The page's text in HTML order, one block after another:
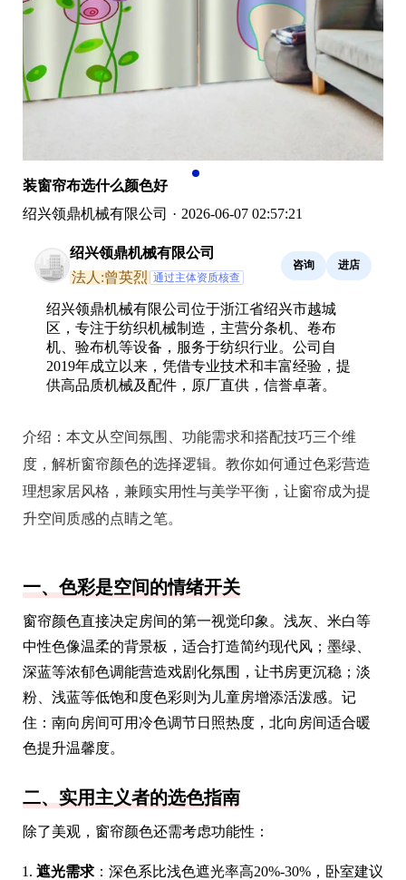
装窗帘布选什么颜色好
绍兴领鼎机械有限公司 · 2026-06-07 02:57:21
绍兴领鼎机械有限公司
法人:曾英烈 通过主体资质核查
咨询 进店
绍兴领鼎机械有限公司位于浙江省绍兴市越城
区，专注于纺织机械制造，主营分条机、卷布
机、验布机等设备，服务于纺织行业。公司自
2019年成立以来，凭借专业技术和丰富经验，提
供高品质机械及配件，原厂直供，信誉卓著。
介绍： 本文从空间氛围、功能需求和搭配技巧三个维
度，解析窗帘颜色的选择逻辑。教你如何通过色彩营造
理想家居风格，兼顾实用性与美学平衡，让窗帘成为提
升空间质感的点睛之笔。
一、色彩是空间的情绪开关
窗帘颜色直接决定房间的第一视觉印象。浅灰、米白等
中性色像温柔的背景板，适合打造简约现代风；墨绿、
深蓝等浓郁色调能营造戏剧化氛围，让书房更沉稳；淡
粉、浅蓝等低饱和度色彩则为儿童房增添活泼感。记
住：南向房间可用冷色调节日照热度，北向房间适合暖
色提升温馨度。
二、实用主义者的选色指南
除了美观，窗帘颜色还需考虑功能性：
遮光需求 ：深色系比浅色遮光率高20%-30%，卧室建议